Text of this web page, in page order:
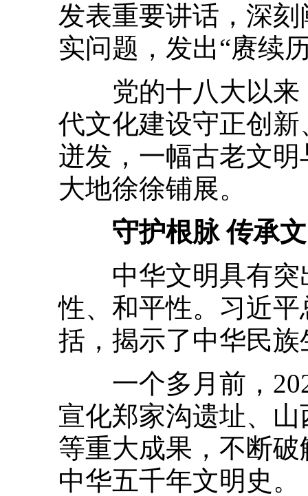
发表重要讲话，深
实问题，发出“赓续
党的十八大以来
代文化建设守正创
迸发，一幅古老文
大地徐徐铺展。
守护根脉 传承
中华文明具有突
性、和平性。习近
括，揭示了中华民
一个多月前，
宣化郑家沟遗址、
等重大成果，不断
中华五千年文明史。